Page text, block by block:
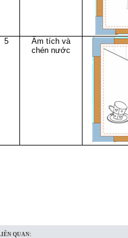
5
Ấm tích và
chén nước
QUAN: